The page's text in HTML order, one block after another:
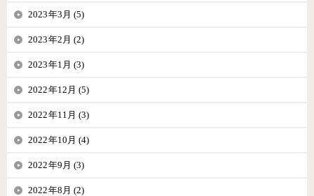
2023年3月 (5)
2023年2月 (2)
2023年1月 (3)
2022年12月 (5)
2022年11月 (3)
2022年10月 (4)
2022年9月 (3)
2022年8月 (2)